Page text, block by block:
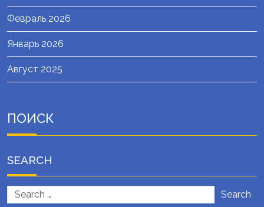
Февраль 2026
Январь 2026
Август 2025
ПОИСК
SEARCH
Search